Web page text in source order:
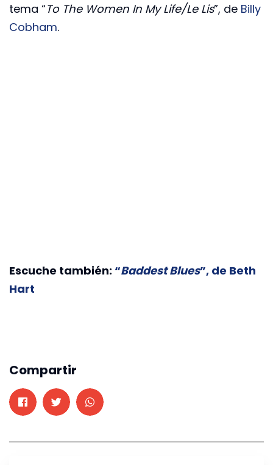
tema “To The Women In My Life/Le Lis”, de Billy
Cobham.
Escuche también: “Baddest Blues”, de Beth
Hart
Compartir